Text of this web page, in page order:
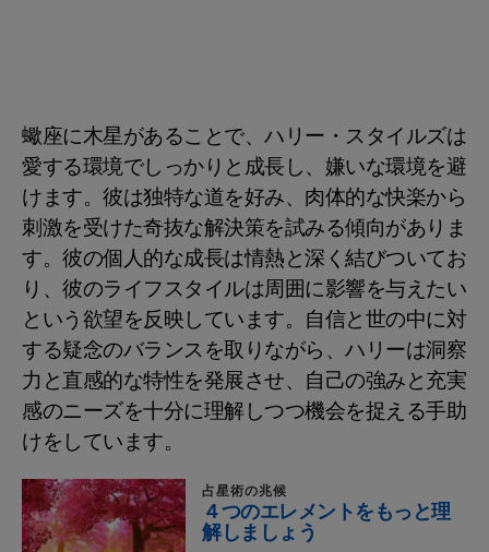
蠍座に木星があることで、ハリー・スタイルズは
愛する環境でしっかりと成長し、嫌いな環境を避
けます。彼は独特な道を好み、肉体的な快楽から
刺激を受けた奇抜な解決策を試みる傾向がありま
す。彼の個人的な成長は情熱と深く結びついてお
り、彼のライフスタイルは周囲に影響を与えたい
という欲望を反映しています。自信と世の中に対
する疑念のバランスを取りながら、ハリーは洞察
力と直感的な特性を発展させ、自己の強みと充実
感のニーズを十分に理解しつつ機会を捉える手助
けをしています。
占星術の兆候
４つのエレメントをもっと理
解しましょう